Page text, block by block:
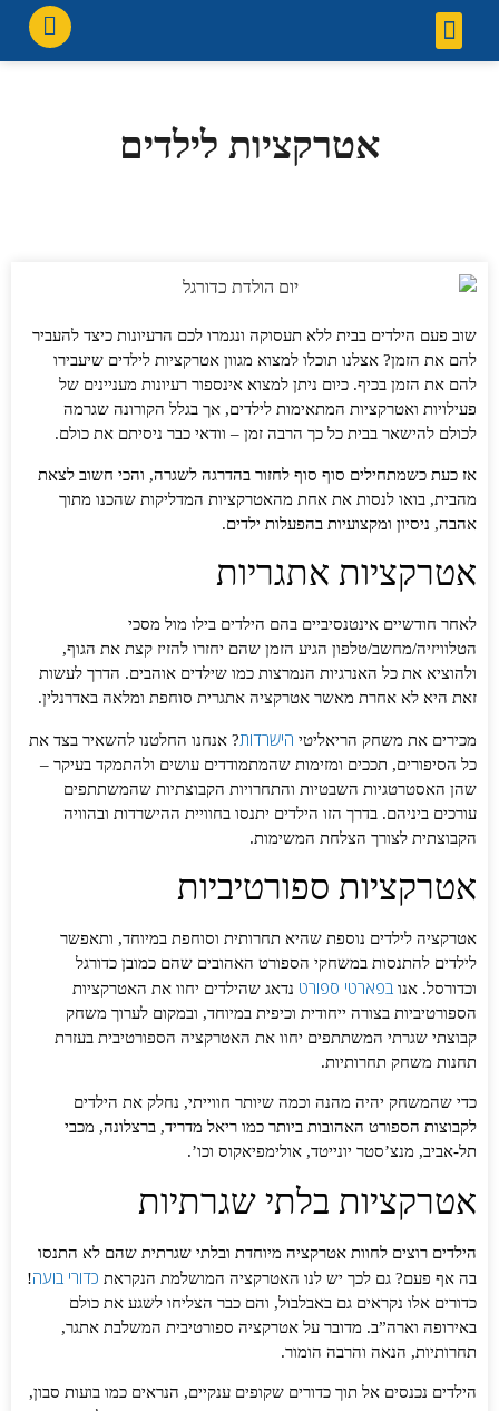
אטרקציות לילדים
שוב פעם הילדים בבית ללא תעסוקה ונגמרו לכם הרעיונות כיצד להעביר
להם את הזמן? אצלנו תוכלו למצוא מגוון אטרקציות לילדים שיעבירו
להם את הזמן בכיף. כיום ניתן למצוא אינספור רעיונות מעניינים של
פעילויות ואטרקציות המתאימות לילדים, אך בגלל הקורונה שגרמה
לכולם להישאר בבית כל כך הרבה זמן – וודאי כבר ניסיתם את כולם.
אז כעת כשמתחילים סוף סוף לחזור בהדרגה לשגרה, והכי חשוב לצאת
מהבית, בואו לנסות את אחת מהאטרקציות המדליקות שהכנו מתוך
אהבה, ניסיון ומקצועיות בהפעלות ילדים.
אטרקציות אתגריות
לאחר חודשיים אינטנסיביים בהם הילדים בילו מול מסכי
הטלוויזיה/מחשב/טלפון הגיע הזמן שהם יחזרו להזיז קצת את הגוף,
ולהוציא את כל האנרגיות הנמרצות כמו שילדים אוהבים. הדרך לעשות
זאת היא לא אחרת מאשר אטרקציה אתגרית סוחפת ומלאה באדרנלין.
מכירים את משחק הריאליטי הישרדות? אנחנו החלטנו להשאיר בצד את
כל הסיפורים, תככים ומזימות שהמתמודדים עושים ולהתמקד בעיקר –
שהן האסטרטגיות השבטיות והתחרויות הקבוצתיות שהמשתתפים
עורכים ביניהם. בדרך הזו הילדים יתנסו בחוויית ההישרדות ובהוויה
הקבוצתית לצורך הצלחת המשימות.
אטרקציות ספורטיביות
אטרקציה לילדים נוספת שהיא תחרותית וסוחפת במיוחד, ותאפשר
לילדים להתנסות במשחקי הספורט האהובים שהם כמובן כדורגל
וכדורסל. אנו בפארטי ספורט נדאג שהילדים יחוו את האטרקציות
הספורטיביות בצורה ייחודית וכיפית במיוחד, ובמקום לערוך משחק
קבוצתי שגרתי המשתתפים יחוו את האטרקציה הספורטיבית בעזרת
תחנות משחק תחרותיות.
כדי שהמשחק יהיה מהנה וכמה שיותר חווייתי, נחלק את הילדים
לקבוצות הספורט האהובות ביותר כמו ריאל מדריד, ברצלונה, מכבי
תל-אביב, מנצ’סטר יונייטד, אולימפיאקוס וכו’.
אטרקציות בלתי שגרתיות
הילדים רוצים לחוות אטרקציה מיוחדת ובלתי שגרתית שהם לא התנסו
בה אף פעם? גם לכך יש לנו האטרקציה המושלמת הנקראת כדורי בועה!
כדורים אלו נקראים גם באבלבול, והם כבר הצליחו לשגע את כולם
באירופה וארה”ב. מדובר על אטרקציה ספורטיבית המשלבת אתגר,
תחרותיות, הנאה והרבה הומור.
הילדים נכנסים אל תוך כדורים שקופים ענקיים, הנראים כמו בועות סבון,